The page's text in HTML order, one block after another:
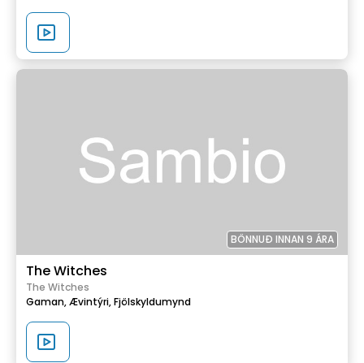
BÖNNUÐ INNAN 9 ÁRA
The Witches
The Witches
Gaman,Ævintýri,Fjölskyldumynd